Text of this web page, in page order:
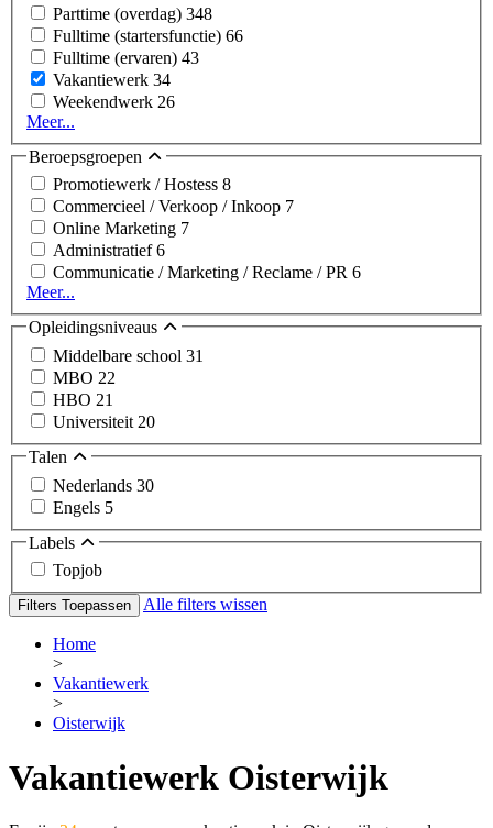
Parttime (overdag) 348
Fulltime (startersfunctie) 66
Fulltime (ervaren) 43
Vakantiewerk 34
Weekendwerk 26
Meer...
Beroepsgroepen
Promotiewerk / Hostess 8
Commercieel / Verkoop / Inkoop 7
Online Marketing 7
Administratief6
Communicatie / Marketing / Reclame / PR 6
Meer...
Opleidingsniveaus
Middelbare school 31
MBO 22
HBO 21
Universiteit 20
Talen
Nederlands 30
Engels 5
Labels
Topjob
Filters Toepassen Alle filters wissen
Home
>
Vakantiewerk
>
Oisterwijk
Vakantiewerk Oisterwijk